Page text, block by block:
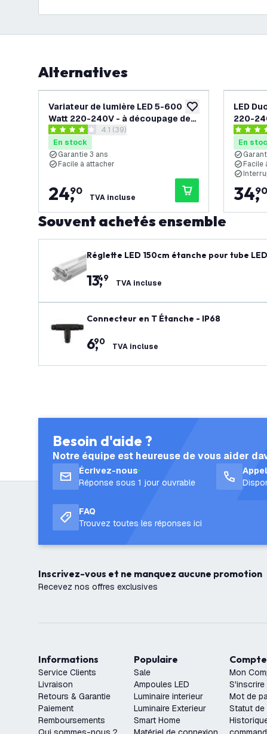
Alternatives
ajouter à la liste de
Variateur de lumière LED 5-600
Watt 220-240V - à découpage de
phase
ouvrir le tiroir des avis
4.1 étoiles de notation
4.1 (39)
En stock
Garantie 3 ans
Facile à attacher
24,
90
TVA incluse
LED
220-
-
4.4
En
Facile
34,
90
Souvent achetés ensemble
Réglette LED 150cm étanche pour tube
13,
49 TVA incluse
Connecteur en T Étanche - IP68
6,
90 TVA incluse
Besoin d'aide ?
Notre équipe est heureuse de vous aider
Écrivez-nous
Réponse sous 1 jour ouvrable
FAQ
Trouvez toutes les réponses ici
Inscrivez-vous et ne manquez aucune promotion
Recevez nos offres exclusives
Informations
Service Clients
Livraison
Retours & Garantie
Paiement
Remboursements
Populaire
Sale
Ampoules LED
Luminaire interieur
Luminaire Exterieur
Smart Home
Compte
Mon
S'inscrire
Mot de
Statut de